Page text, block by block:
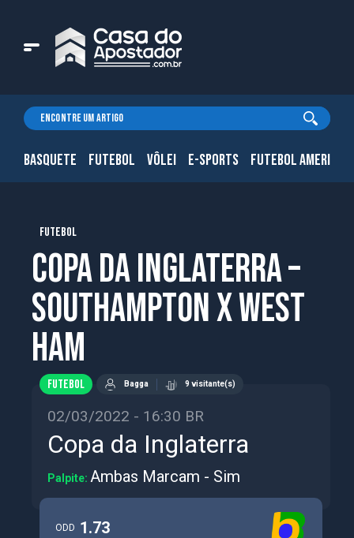
BASQUETE FUTEBOL VÔLEI E-SPORTS FUTEBOL
FUTEBOL
Copa da Inglaterra –
Southampton x West
Ham
FUTEBOL Bagga 9 visitante(s)
02/03/2022 - 16:30 BR
Copa da Inglaterra
Palpite: Ambas Marcam - Sim
ODD 1.73